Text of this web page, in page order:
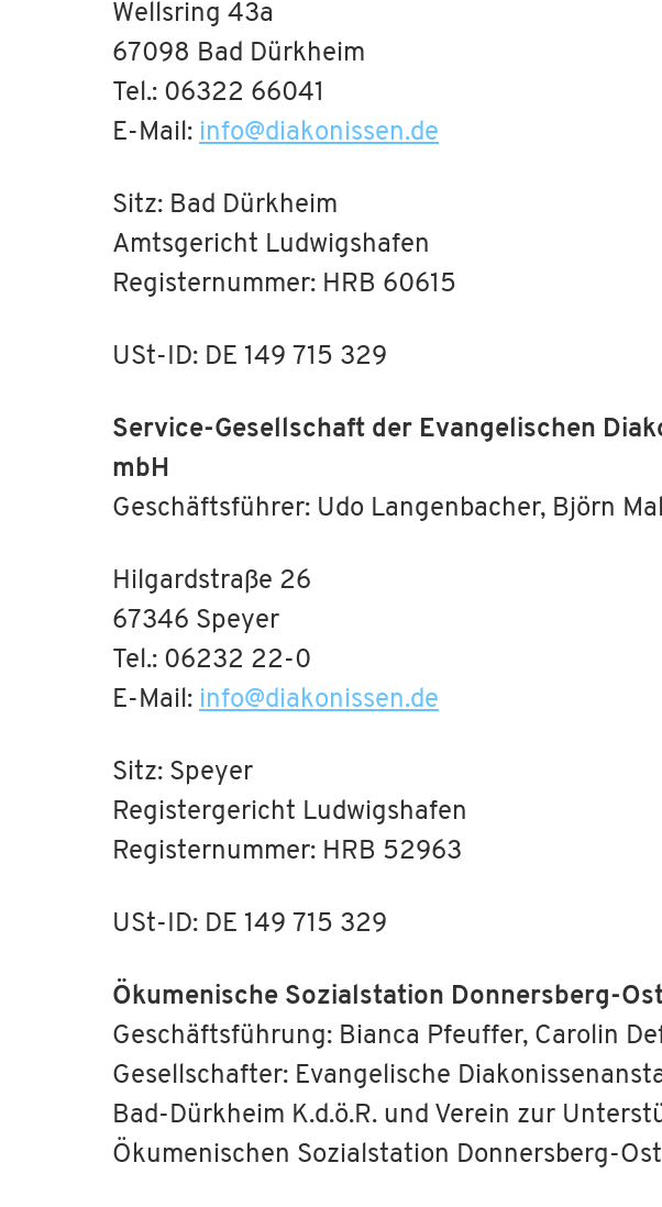
Wellsring 43a
67098 Bad Dürkheim
Tel.: 06322 66041
E-Mail: info@diakonissen.de
Sitz: Bad Dürkheim
Amtsgericht Ludwigshafen
Registernummer: HRB 60615
USt-ID: DE 149 715 329
Service-Gesellschaft der Evangelischen
mbH
Geschäftsführer: Udo Langenbacher, Björn
Hilgardstraße 26
67346 Speyer
Tel.: 06232 22-0
E-Mail: info@diakonissen.de
Sitz: Speyer
Registergericht Ludwigshafen
Registernummer: HRB 52963
USt-ID: DE 149 715 329
Ökumenische Sozialstation Donnersberg-
Geschäftsführung: Bianca Pfeuffer, Carolin
Gesellschafter: Evangelische
Bad-Dürkheim K.d.ö.R. und Verein zur
Ökumenischen Sozialstation Donnersberg-Ost